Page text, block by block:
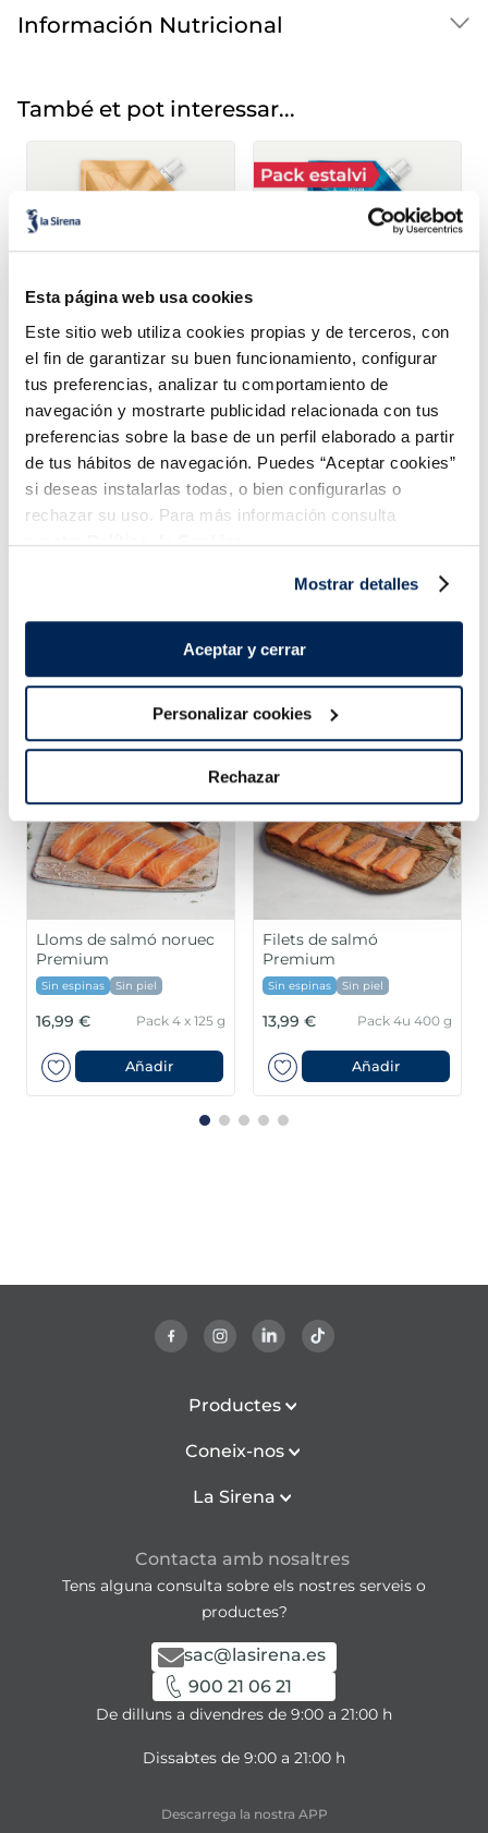
Esta página web usa cookies
Este sitio web utiliza cookies propias y de terceros, con
el fin de garantizar su buen funcionamiento, configurar
tus preferencias, analizar tu comportamiento de
navegación y mostrarte publicidad relacionada con tus
preferencias sobre la base de un perfil elaborado a partir
de tus hábitos de navegación. Puedes “Aceptar cookies”
si deseas instalarlas todas, o bien configurarlas o
rechazar su uso. Para más información consulta
nuestraPolítica de Cookies.
Mostrar detalles
Aceptar y cerrar
Personalizar cookies
Rechazar
Información Nutricional
També et pot interessar...
Salsa brava
1,29 € Unitat 220 ml
Maionesa
Sin gluten
1,49 € Unitat 220 ml
Añadir
Combina-ho i fes un menú de 10!
Lloms de salmó noruec
Premium
Sin espinas Sin piel
16,99 € Pack 4 x 125 g
Añadir
Filets de salmó
Premium
Sin espinas Sin piel
13,99 € Pack 4u 400 g
Añadir
Productes
Coneix-nos
La Sirena
Contacta amb nosaltres
Tens alguna consulta sobre els nostres serveis o
productes?
sac@lasirena.es
900 21 06 21
De dilluns a divendres de 9:00 a 21:00 h
Dissabtes de 9:00 a 21:00 h
Descarrega la nostra APP